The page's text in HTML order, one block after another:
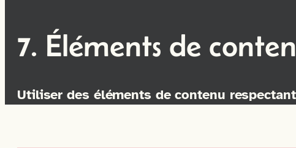
7. Éléments de
Utiliser des éléments de contenu